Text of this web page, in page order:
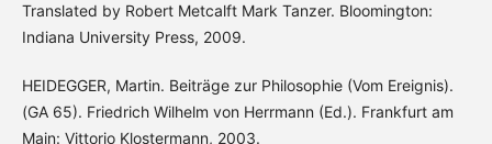
Translated by Robert Metcalft Mark Tanzer. Bloomington:
Indiana University Press, 2009.
HEIDEGGER, Martin. Beiträge zur Philosophie (Vom Ereignis).
(GA 65). Friedrich Wilhelm von Herrmann (Ed.). Frankfurt am
Main: Vittorio Klostermann, 2003.